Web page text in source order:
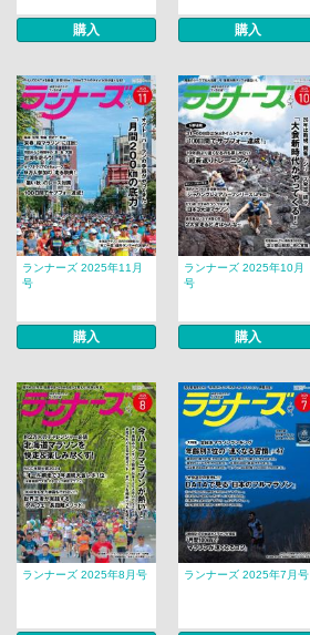
購入 購入
ランナーズ 2025年11月
号
購入
ランナーズ 2025年10月
号
購入
ランナーズ 2025年8月号 ランナーズ 2025年7月号